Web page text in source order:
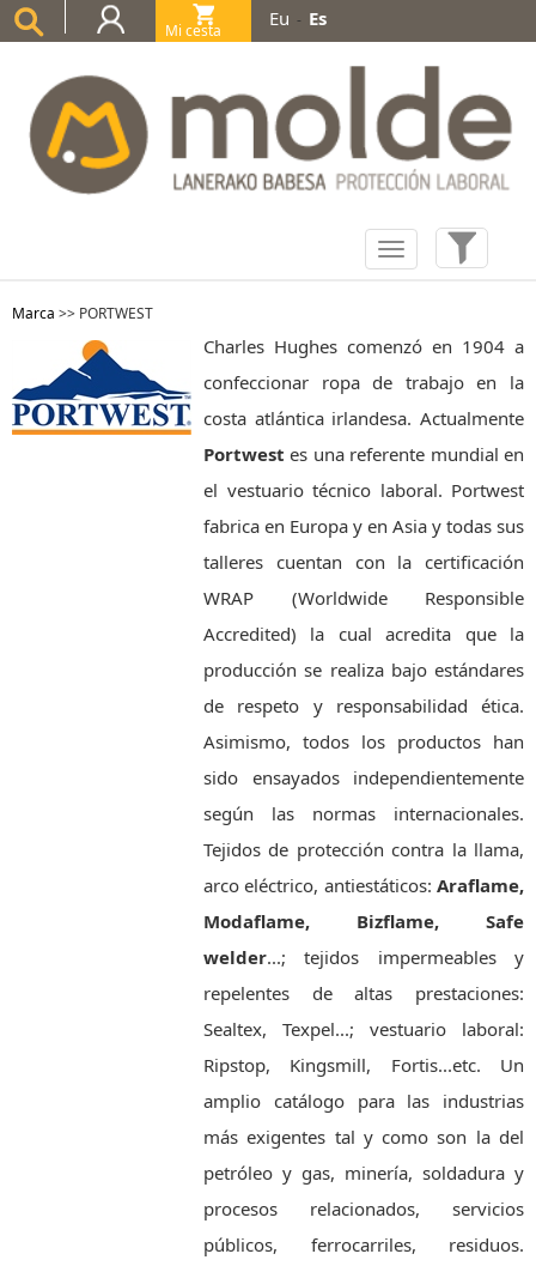
Mi cesta
(0)
Eu - Es
Marca >> PORTWEST
Charles Hughes comenzó en 1904 a
confeccionar ropa de trabajo en la
costa atlántica irlandesa. Actualmente
Portwest es una referente mundial en
el vestuario técnico laboral. Portwest
fabrica en Europa y en Asia y todas sus
talleres cuentan con la certificación
WRAP (Worldwide Responsible
Accredited) la cual acredita que la
producción se realiza bajo estándares
de respeto y responsabilidad ética.
Asimismo, todos los productos han
sido ensayados independientemente
según las normas internacionales.
Tejidos de protección contra la llama,
arco eléctrico, antiestáticos: Araflame,
Modaflame, Bizflame, Safe
welder...; tejidos impermeables y
repelentes de altas prestaciones:
Sealtex, Texpel...; vestuario laboral:
Ripstop, Kingsmill, Fortis...etc. Un
amplio catálogo para las industrias
más exigentes tal y como son la del
petróleo y gas, minería, soldadura y
procesos relacionados, servicios
públicos, ferrocarriles, residuos.